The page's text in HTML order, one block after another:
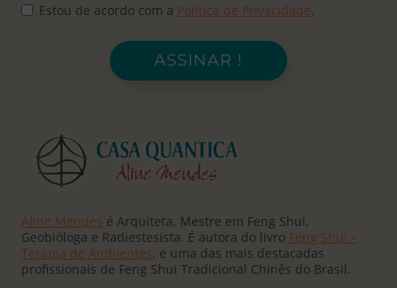
Estou de acordo com a Política de Privacidade.
ASSINAR !
Aline Mendes é Arquiteta, Mestre em Feng Shui,
Geobióloga e Radiestesista. É autora do livro Feng Shui –
Terapia de Ambientes, e uma das mais destacadas
profissionais de Feng Shui Tradicional Chinês do Brasil.